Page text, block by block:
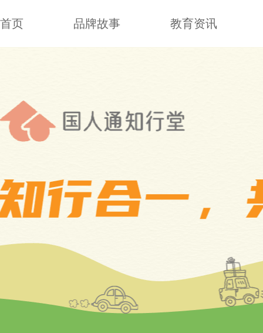
首页 品牌故事 教育资讯